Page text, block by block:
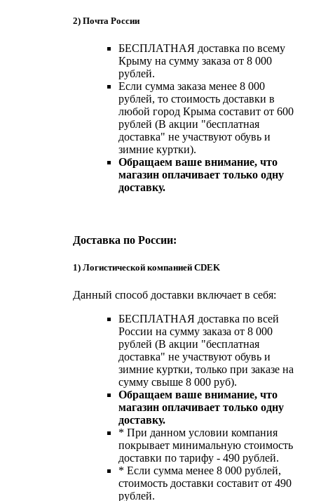
2) Почта России
БЕСПЛАТНАЯ доставка по всему
Крыму на сумму заказа от 8 000
рублей.
Если сумма заказа менее 8 000
рублей, то стоимость доставки в
любой город Крыма составит от 600
рублей (В акции "бесплатная
доставка" не участвуют обувь и
зимние куртки).
Обращаем ваше внимание, что
магазин оплачивает только одну
доставку.
Доставка по России:
1) Логистической компанией CDEK
Данный способ доставки включает в себя:
БЕСПЛАТНАЯ доставка по всей
России на сумму заказа от 8 000
рублей (В акции "бесплатная
доставка" не участвуют обувь и
зимние куртки, только при заказе на
сумму свыше 8 000 руб).
Обращаем ваше внимание, что
магазин оплачивает только одну
доставку.
* При данном условии компания
покрывает минимальную стоимость
доставки по тарифу - 490 рублей.
* Если сумма менее 8 000 рублей,
стоимость доставки составит от 490
рублей.